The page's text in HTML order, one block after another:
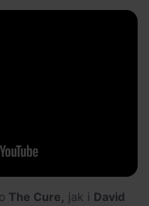
The Cure, jak i David